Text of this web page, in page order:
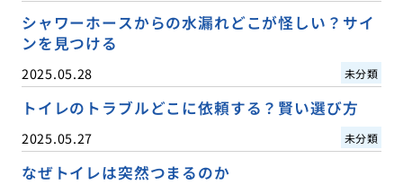
シャワーホースからの水漏れどこが怪しい？サイ
ンを見つける
2025.05.28 未分類
トイレのトラブルどこに依頼する？賢い選び方
2025.05.27 未分類
なぜトイレは突然つまるのか